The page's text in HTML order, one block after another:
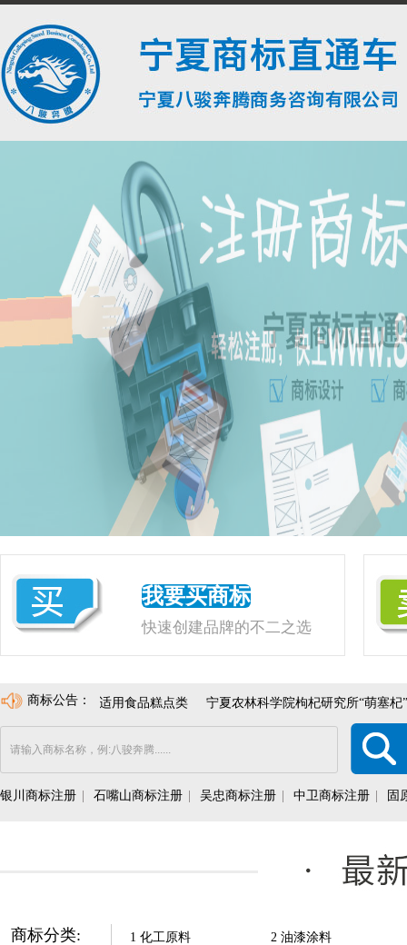
我要买商标
快速创建品牌的不二之选
商标公告：
，状态良好，适用食品糕点类 宁夏农林科学院枸杞研究所“萌塞杞”
银川商标注册 石嘴山商标注册 吴忠商标注册 中卫商标注册 固
商标分类: 1 化工原料
2 油漆涂料